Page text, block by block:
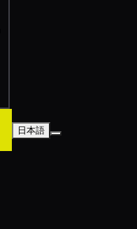
日本語